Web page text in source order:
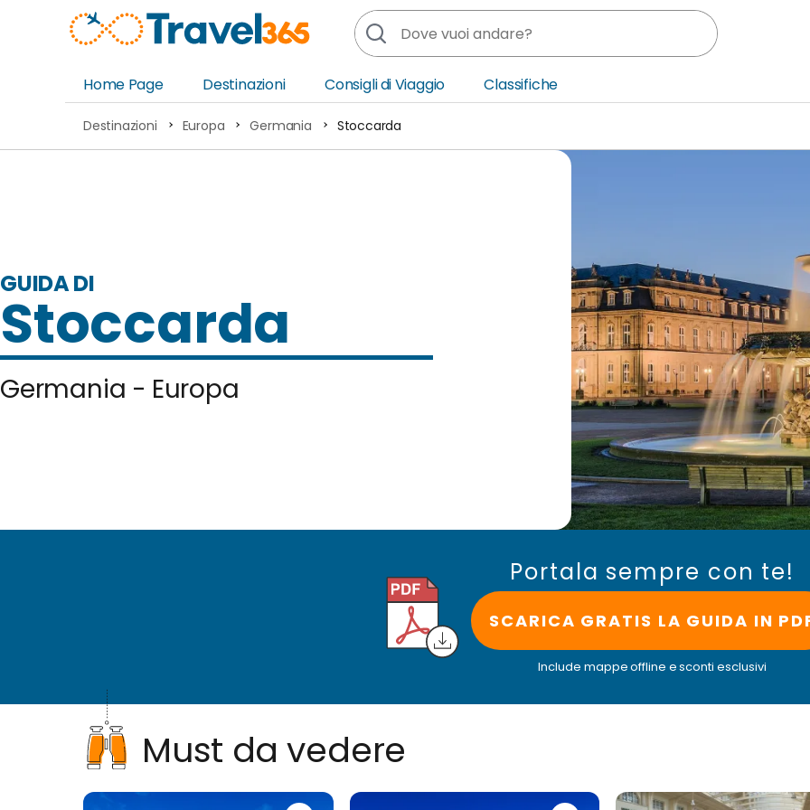
Home Page
Destinazioni
Asia
Europa
Oceania
Consigli di Viaggio Classifiche
Destinazioni Europa Germania Stoccarda
GUIDA DI
Stoccarda
Germania - Europa
Portala sempre con te!
SCARICA GRATIS LA GUIDA IN
Include mappe offline e sconti esclusivi
Must da vedere